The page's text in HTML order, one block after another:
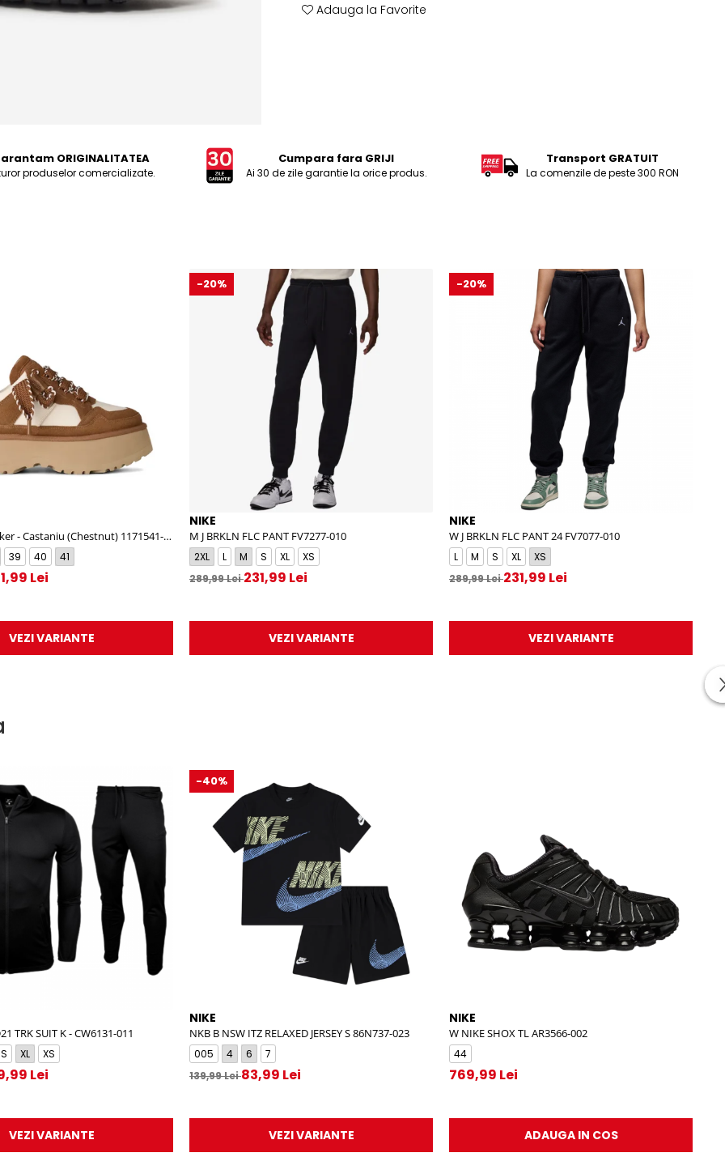
Adauga la Favorite
ORIGINALITATEA
produselor comercializate.
Cumpara fara GRIJI
Ai 30 de zile garantie la orice produs.
Transport GRATUIT
La comenzile de peste 300 RON
- Castaniu (Chestnut) 1171541-
39 40
41
Lei
VEZI VARIANTE
-20%
NIKE
M J BRKLN FLC PANT FV7277-010
2XL L M S XL
XS
289,99 Lei231,99 Lei
VEZI VARIANTE
-20%
NIKE
W J BRKLN FLC PANT 24 FV7077-010
L M S XL
XS
289,99 Lei231,99 Lei
VEZI VARIANTE
TRK SUIT K - CW6131-011
S XL
XS
Lei
VEZI VARIANTE
-40%
NIKE
NKB B NSW ITZ RELAXED JERSEY S 86N737-023
005 4 6
7
139,99 Lei83,99 Lei
VEZI VARIANTE
NIKE
W NIKE SHOX TL AR3566-002
44
769,99 Lei
ADAUGA IN COS